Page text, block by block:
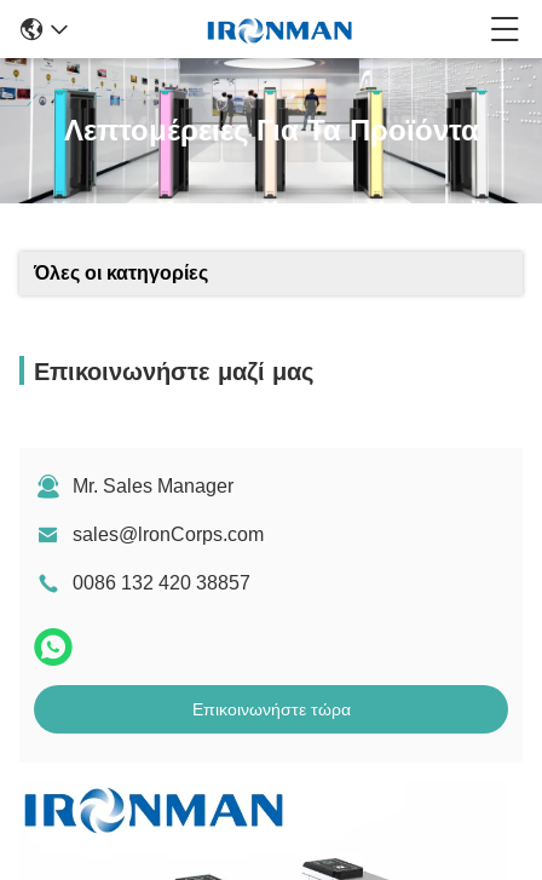
Λεπτομέρειες Για Τα Προϊόντα
Όλες οι κατηγορίες
Επικοινωνήστε μαζί μας
Mr. Sales Manager
sales@lronCorps.com
0086 132 420 38857
Επικοινωνήστε τώρα